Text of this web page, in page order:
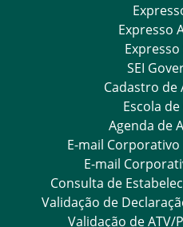
Expresso
SEI
Cadastro de
Escola
Agenda de
E-mail Corporativo
E-mail
Consulta de
Validação de
Validação de ATV/